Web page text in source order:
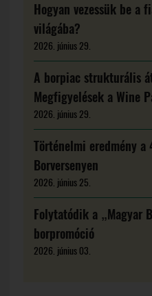
Hogyan vezessük be a
világába?
2026. június 29.
A borpiac strukturális
Megfigyelések a Wine
2026. június 29.
Történelmi eredmény a
Borversenyen
2026. június 25.
Folytatódik a „Magyar
borpromóció
2026. június 03.